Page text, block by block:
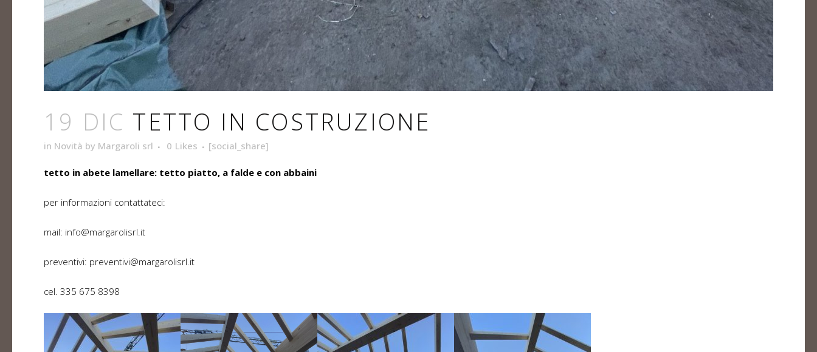
19 DIC TETTO IN COSTRUZIONE
in Novità by Margaroli srl 0 Likes [social_share]
tetto in abete lamellare: tetto piatto, a falde e con abbaini
per informazioni contattateci:
mail: info@margarolisrl.it
preventivi: preventivi@margarolisrl.it
cel. 335 675 8398